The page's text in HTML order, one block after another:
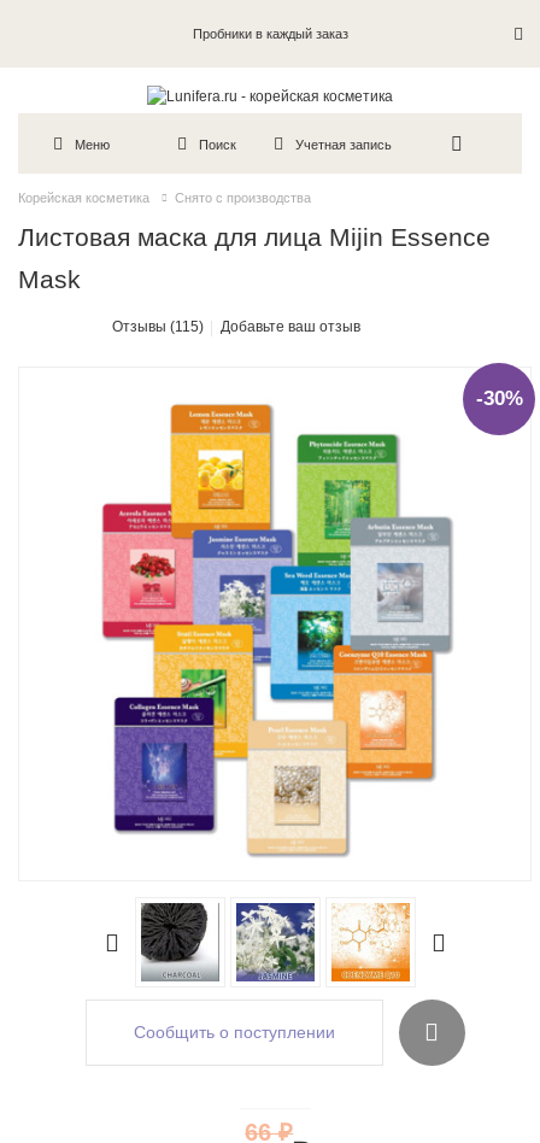
Пробники в каждый заказ
Меню Поиск Учетная запись
Корейская косметика Снято с производства
Листовая маска для лица Mijin Essence
Mask
Отзывы (115) Добавьте ваш отзыв
-30%
Сообщить о поступлении
66 ₽